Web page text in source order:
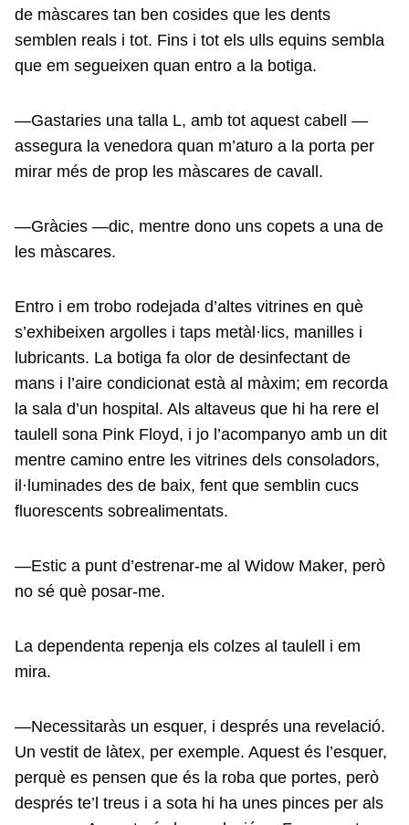
de màscares tan ben cosides que les dents
semblen reals i tot. Fins i tot els ulls equins sembla
que em segueixen quan entro a la botiga.
—Gastaries una talla L, amb tot aquest cabell —
assegura la venedora quan m’aturo a la porta per
mirar més de prop les màscares de cavall.
—Gràcies —dic, mentre dono uns copets a una de
les màscares.
Entro i em trobo rodejada d’altes vitrines en què
s’exhibeixen argolles i taps metàl·lics, manilles i
lubricants. La botiga fa olor de desinfectant de
mans i l’aire condicionat està al màxim; em recorda
la sala d’un hospital. Als altaveus que hi ha rere el
taulell sona Pink Floyd, i jo l’acompanyo amb un dit
mentre camino entre les vitrines dels consoladors,
il·luminades des de baix, fent que semblin cucs
fluorescents sobrealimentats.
—Estic a punt d’estrenar-me al Widow Maker, però
no sé què posar-me.
La dependenta repenja els colzes al taulell i em
mira.
—Necessitaràs un esquer, i després una revelació.
Un vestit de làtex, per exemple. Aquest és l’esquer,
perquè es pensen que és la roba que portes, però
després te’l treus i a sota hi ha unes pinces per als